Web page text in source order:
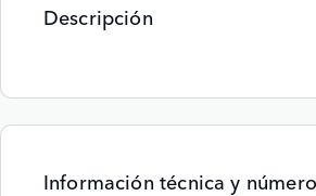
Descripción
Información técnica y